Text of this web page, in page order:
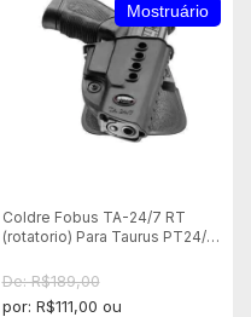
Mostruário
Coldre Fobus TA-24/7 RT
(rotatorio) Para Taurus PT24/7
De: R$189,00
por: R$111,00 ou